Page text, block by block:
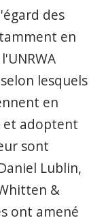
des
en
lesquels
en
et adoptent
sont
Lublin,
&
ont amené